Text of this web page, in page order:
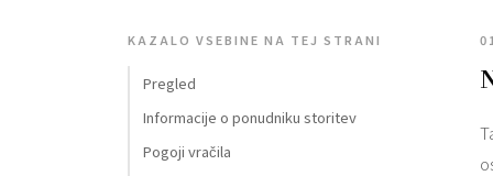
KAZALO VSEBINE NA TEJ STRANI
Pregled
Informacije o ponudniku storitev
Pogoji vračila